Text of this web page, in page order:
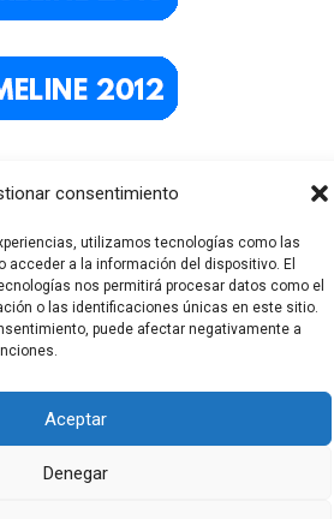
consentimiento
utilizamos tecnologías como las
acceder a la información del dispositivo. El
nos permitirá procesar datos como el
o las identificaciones únicas en este sitio.
puede afectar negativamente a
Aceptar
Denegar
El Funerario Digital | Funciona